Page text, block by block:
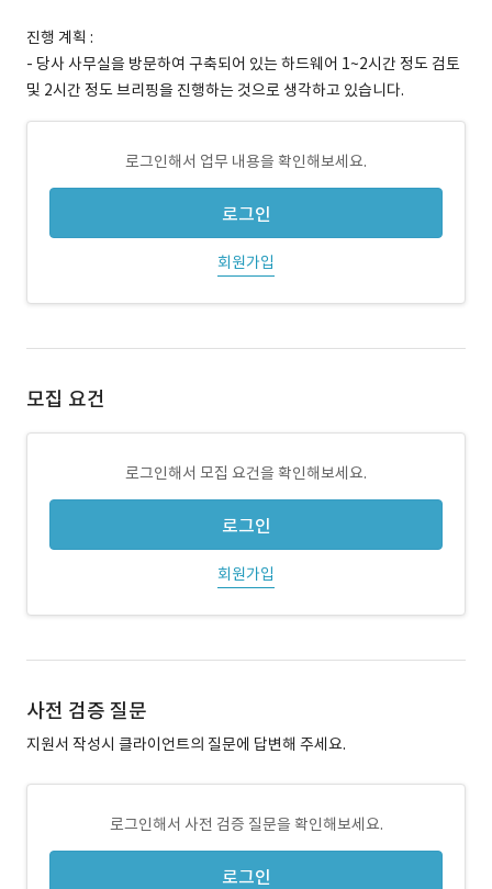
진행 계획 :
- 당사 사무실을 방문하여 구축되어 있는 하드웨어 1~2시간 정도 검토
및 2시간 정도 브리핑을 진행하는 것으로 생각하고 있습니다.
로그인해서 업무 내용을 확인해보세요.
로그인
회원가입
모집 요건
로그인해서 모집 요건을 확인해보세요.
로그인
회원가입
사전 검증 질문
지원서 작성시 클라이언트의 질문에 답변해 주세요.
로그인해서 사전 검증 질문을 확인해보세요.
로그인